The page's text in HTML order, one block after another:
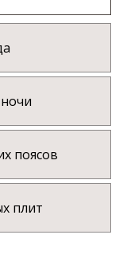
поясов
плит